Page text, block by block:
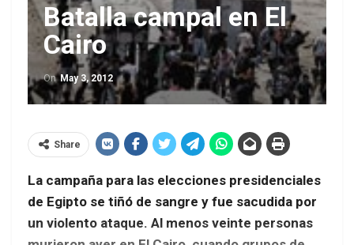
Batalla campal en El
Cairo
OnMay 3, 2012
Share
La campaña para las elecciones presidenciales
de Egipto se tiñó de sangre y fue sacudida por
un violento ataque. Al menos veinte personas